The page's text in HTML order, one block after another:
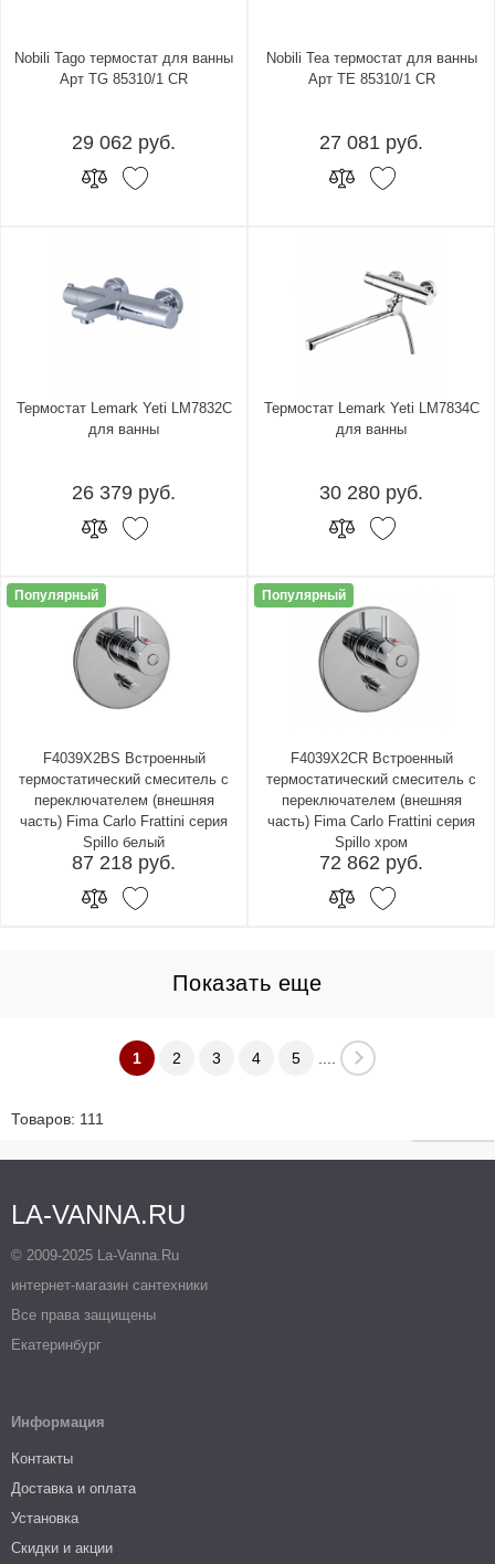
Nobili Tago термостат для ванны
Арт TG 85310/1 CR
29 062 руб.
Nobili Tea термостат для ванны
Арт TE 85310/1 CR
27 081 руб.
Термостат Lemark Yeti LM7832C
для ванны
26 379 руб.
Термостат Lemark Yeti LM7834C
для ванны
30 280 руб.
Популярный
F4039X2BS Встроенный
термостатический смеситель с
переключателем (внешняя
часть) Fima Carlo Frattini серия
Spillo белый
87 218 руб.
Популярный
F4039X2CR Встроенный
термостатический смеситель с
переключателем (внешняя
часть) Fima Carlo Frattini серия
Spillo хром
72 862 руб.
Показать еще
1 2 3 4 5
Товаров: 111
LA-VANNA.RU
© 2009-2025 La-Vanna.Ru
интернет-магазин сантехники
Все права защищены
Екатеринбург
Информация
Контакты
Доставка и оплата
Установка
Скидки и акции